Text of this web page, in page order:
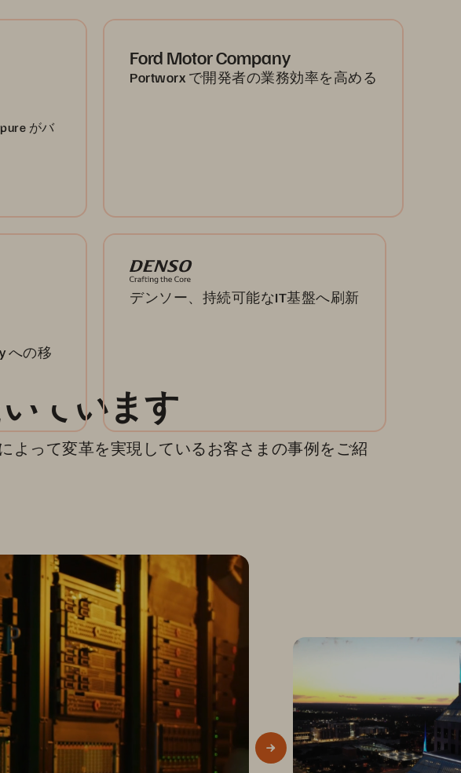
がバ
Ford Motor Company
Portworx で開発者の業務効率を高める
への移
デンソー、持続可能なIT基盤へ刷新
ています
よって変革を実現しているお客さまの事例をご紹